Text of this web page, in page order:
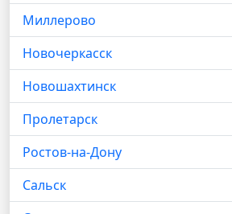
Миллерово
Новочеркасск
Новошахтинск
Пролетарск
Ростов-на-Дону
Сальск